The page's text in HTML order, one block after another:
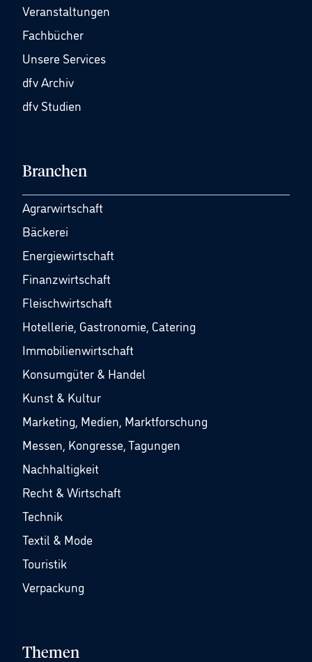
Veranstaltungen
Fachbücher
Unsere Services
dfv Archiv
dfv Studien
Branchen
Agrarwirtschaft
Bäckerei
Energiewirtschaft
Finanzwirtschaft
Fleischwirtschaft
Hotellerie, Gastronomie, Catering
Immobilienwirtschaft
Konsumgüter & Handel
Kunst & Kultur
Marketing, Medien, Marktforschung
Messen, Kongresse, Tagungen
Nachhaltigkeit
Recht & Wirtschaft
Technik
Textil & Mode
Touristik
Verpackung
Themen